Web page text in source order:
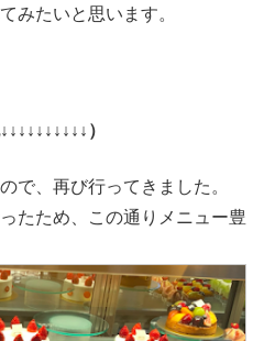
みたいと思います。
）
で、再び行ってきました。
たため、この通りメニュー豊